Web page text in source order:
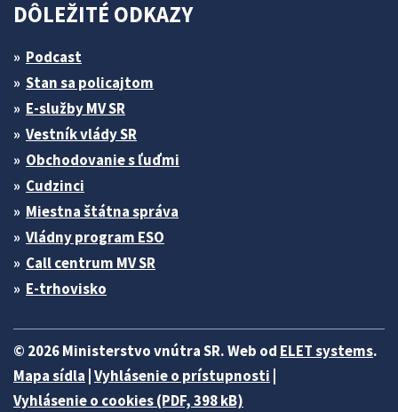
DÔLEŽITÉ ODKAZY
Podcast
Stan sa policajtom
E-služby MV SR
Vestník vlády SR
Obchodovanie s ľuďmi
Cudzinci
Miestna štátna správa
Vládny program ESO
Call centrum MV SR
E-trhovisko
© 2026 Ministerstvo vnútra SR. Web od ELET systems.
Mapa sídla Vyhlásenie o prístupnosti
Vyhlásenie o cookies (PDF, 398 kB)